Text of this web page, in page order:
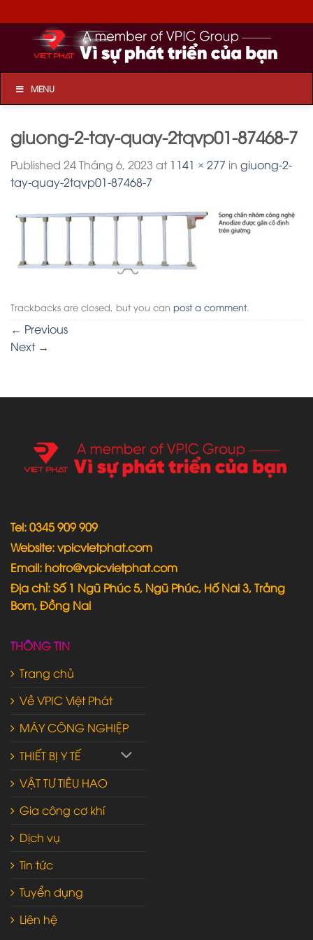
to
content
MENU
giuong-2-tay-quay-2tqvp01-87468-7
Published 24 Tháng 6, 2023 at 1141 × 277 in giuong-2-
tay-quay-2tqvp01-87468-7
Trackbacks are closed, but you can post a comment.
← Previous
Next →
Tel: 0345 909 909
Website: vpicvietphat.com
Email: hotro@vpicvietphat.com
Địa chỉ: Số 1 Ngũ Phúc 5, Ngũ Phúc, Hố Nai 3, Trảng
Bom, Đồng Nai
THÔNG TIN
Trang chủ
Về VPIC Việt Phát
MÁY CÔNG NGHIỆP
THIẾT BỊ Y TẾ
VẬT TƯ TIÊU HAO
Gia công cơ khí
Dịch vụ
Tin tức
Tuyển dụng
Liên hệ